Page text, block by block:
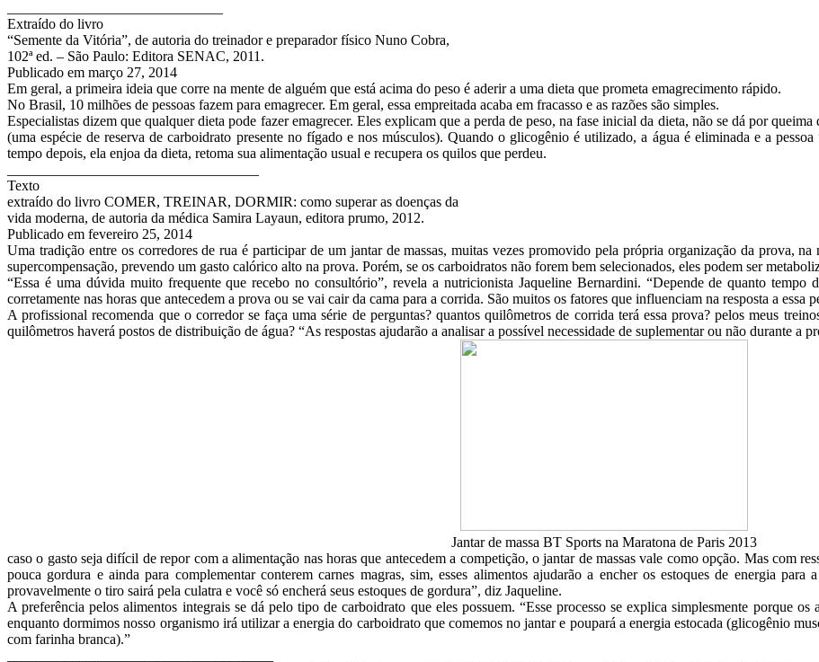
Extraído do livro
“Semente da Vitória”, de autoria do treinador e preparador físico Nuno Cobra,
102ª ed. – São Paulo: Editora SENAC, 2011.
Publicado em março 27, 2014
Em geral, a primeira ideia que corre na mente de alguém que está acima do peso é aderir a uma dieta que prometa emagrecimento rápido.
No Brasil, 10 milhões de pessoas fazem para emagrecer. Em geral, essa empreitada acaba em fracasso e as razões são simples.
Especialistas dizem que qualquer dieta pode fazer emagrecer. Eles explicam que a perda de peso, na fase inicial da dieta, não se dá por
(uma espécie de reserva de carboidrato presente no fígado e nos músculos). Quando o glicogênio é utilizado, a água é eliminada e a
tempo depois, ela enjoa da dieta, retoma sua alimentação usual e recupera os quilos que perdeu.
Texto
extraído do livro COMER, TREINAR, DORMIR: como superar as doenças da
vida moderna, de autoria da médica Samira Layaun, editora prumo, 2012.
Publicado em fevereiro 25, 2014
Uma tradição entre os corredores de rua é participar de um jantar de massas, muitas vezes promovido pela própria organização da prova,
supercompensação, prevendo um gasto calórico alto na prova. Porém, se os carboidratos não forem bem selecionados, eles podem ser
“Essa é uma dúvida muito frequente que recebo no consultório”, revela a nutricionista Jaqueline Bernardini. “Depende de quanto tempo
corretamente nas horas que antecedem a prova ou se vai cair da cama para a corrida. São muitos os fatores que influenciam na resposta a essa
A profissional recomenda que o corredor se faça uma série de perguntas? quantos quilômetros de corrida terá essa prova? pelos meus
quilômetros haverá postos de distribuição de água? “As respostas ajudarão a analisar a possível necessidade de suplementar ou não durante a
Jantar de massa BT Sports na Maratona de Paris 2013
caso o gasto seja difícil de repor com a alimentação nas horas que antecedem a competição, o jantar de massas vale como opção. Mas com
pouca gordura e ainda para complementar conterem carnes magras, sim, esses alimentos ajudarão a encher os estoques de energia
provavelmente o tiro sairá pela culatra e você só encherá seus estoques de gordura”, diz Jaqueline.
A preferência pelos alimentos integrais se dá pelo tipo de carboidrato que eles possuem. “Esse processo se explica simplesmente porque
enquanto dormimos nosso organismo irá utilizar a energia do carboidrato que comemos no jantar e poupará a energia estocada (glicogênio
com farinha branca).”